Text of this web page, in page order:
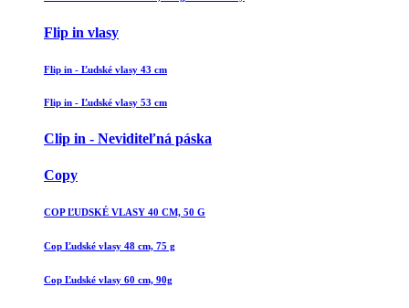
Flip in vlasy
Flip in - Ľudské vlasy 43 cm
Flip in - Ľudské vlasy 53 cm
Clip in - Neviditeľná páska
Copy
COP ĽUDSKÉ VLASY 40 CM, 50 G
Cop Ľudské vlasy 48 cm, 75 g
Cop Ľudské vlasy 60 cm, 90g